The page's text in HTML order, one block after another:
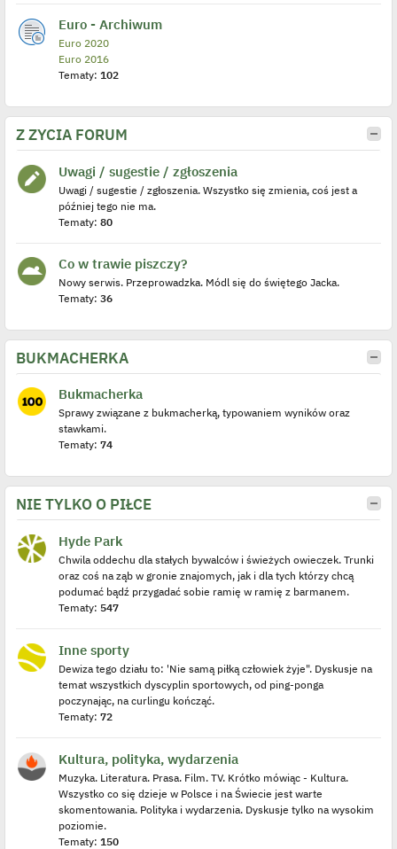
Euro - Archiwum
Euro 2020
Euro 2016
Tematy: 102
Z ŻYCIA FORUM
Uwagi / sugestie / zgłoszenia
Uwagi / sugestie / zgłoszenia. Wszystko się zmienia, coś jest a
później tego nie ma.
Tematy: 80
Co w trawie piszczy?
Nowy serwis. Przeprowadzka. Módl się do świętego Jacka.
Tematy: 36
BUKMACHERKA
Bukmacherka
Sprawy związane z bukmacherką, typowaniem wyników oraz
stawkami.
Tematy: 74
NIE TYLKO O PIŁCE
Hyde Park
Chwila oddechu dla stałych bywalców i świeżych owieczek. Trunki
oraz coś na ząb w gronie znajomych, jak i dla tych którzy chcą
podumać bądź przygadać sobie ramię w ramię z barmanem.
Tematy: 547
Inne sporty
Dewiza tego działu to: 'Nie samą piłką człowiek żyje". Dyskusje na
temat wszystkich dyscyplin sportowych, od ping-ponga
poczynając, na curlingu kończąć.
Tematy: 72
Kultura, polityka, wydarzenia
Muzyka. Literatura. Prasa. Film. TV. Krótko mówiąc - Kultura.
Wszystko co się dzieje w Polsce i na Świecie jest warte
skomentowania. Polityka i wydarzenia. Dyskusje tylko na wysokim
poziomie.
Tematy: 150